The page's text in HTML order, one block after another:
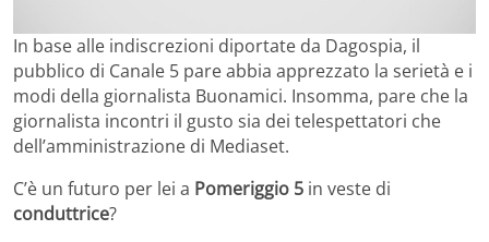
In base alle indiscrezioni diportate da Dagospia, il
pubblico di Canale 5 pare abbia apprezzato la serietà e i
modi della giornalista Buonamici. Insomma, pare che la
giornalista incontri il gusto sia dei telespettatori che
dell’amministrazione di Mediaset.
C’è un futuro per lei a Pomeriggio 5 in veste di
conduttrice?